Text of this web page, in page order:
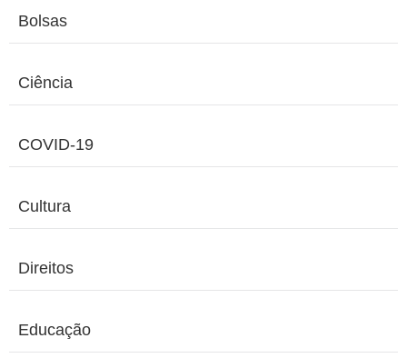
Bolsas
Ciência
COVID-19
Cultura
Direitos
Educação